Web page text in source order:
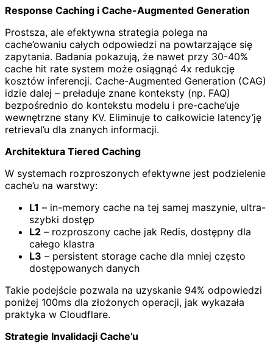
Response Caching i Cache-Augmented Generation
Prostsza, ale efektywna strategia polega na
cache’owaniu całych odpowiedzi na powtarzające się
zapytania. Badania pokazują, że nawet przy 30-40%
cache hit rate system może osiągnąć 4x redukcję
kosztów inferencji. Cache-Augmented Generation (CAG)
idzie dalej – preładuje znane konteksty (np. FAQ)
bezpośrednio do kontekstu modelu i pre-cache’uje
wewnętrzne stany KV. Eliminuje to całkowicie latency’ję
retrieval’u dla znanych informacji.
Architektura Tiered Caching
W systemach rozproszonych efektywne jest podzielenie
cache’u na warstwy:
L1 – in-memory cache na tej samej maszynie, ultra-
szybki dostęp
L2 – rozproszony cache jak Redis, dostępny dla
całego klastra
L3 – persistent storage cache dla mniej często
dostępowanych danych
Takie podejście pozwala na uzyskanie 94% odpowiedzi
poniżej 100ms dla złożonych operacji, jak wykazała
praktyka w Cloudflare.
Strategie Invalidacji Cache’u